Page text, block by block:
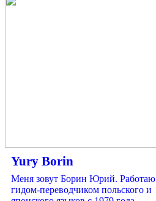
Yury Borin
Меня зовут Борин Юрий. Работаю
гидом-переводчиком польского и